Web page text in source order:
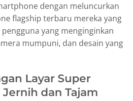
dengan meluncurkan
flagship terbaru mereka yang
yang menginginkan
mumpuni, dan desain yang
Layar Super
dan Tajam